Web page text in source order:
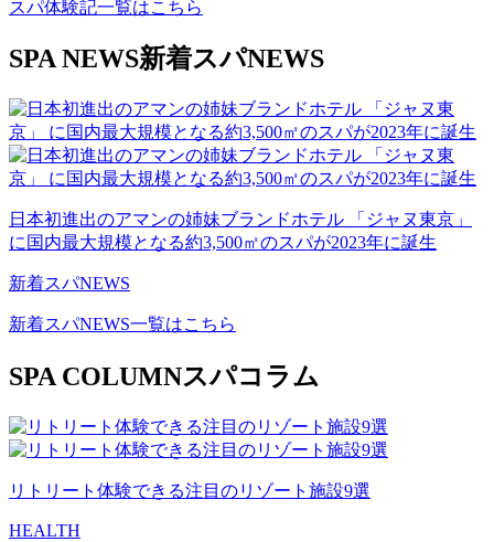
スパ体験記一覧はこちら
SPA NEWS新着スパNEWS
日本初進出のアマンの姉妹ブランドホテル 「ジャヌ東京」
に国内最大規模となる約3,500㎡のスパが2023年に誕生
新着スパNEWS
新着スパNEWS一覧はこちら
SPA COLUMNスパコラム
リトリート体験できる注目のリゾート施設9選
HEALTH